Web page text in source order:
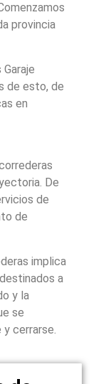
provincia
de esto, de
en
De
de
de
implica
a
y la
se
cerrarse.